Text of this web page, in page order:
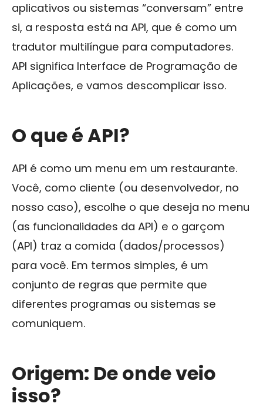
aplicativos ou sistemas “conversam” entre
si, a resposta está na API, que é como um
tradutor multilíngue para computadores.
API significa Interface de Programação de
Aplicações, e vamos descomplicar isso.
O que é API?
API é como um menu em um restaurante.
Você, como cliente (ou desenvolvedor, no
nosso caso), escolhe o que deseja no menu
(as funcionalidades da API) e o garçom
(API) traz a comida (dados/processos)
para você. Em termos simples, é um
conjunto de regras que permite que
diferentes programas ou sistemas se
comuniquem.
Origem: De onde veio
isso?